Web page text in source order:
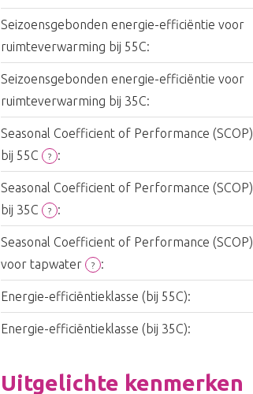
Seizoensgebonden energie-efficiëntie voor
ruimteverwarming bij 55C:
Seizoensgebonden energie-efficiëntie voor
ruimteverwarming bij 35C:
Seasonal Coefficient of Performance (SCOP)
bij 55C
? :
Seasonal Coefficient of Performance (SCOP)
bij 35C
? :
Seasonal Coefficient of Performance (SCOP)
voor tapwater
? :
Energie-efficiëntieklasse (bij 55C):
Energie-efficiëntieklasse (bij 35C):
Uitgelichte kenmerken